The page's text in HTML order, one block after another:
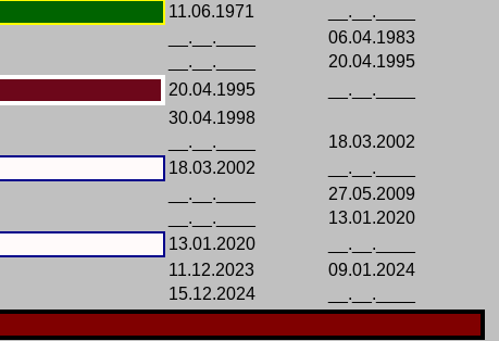
11.06.1971
__.__.____
__.__.____
06.04.1983
__.__.____
20.04.1995
20.04.1995
__.__.____
30.04.1998
__.__.____
18.03.2002
18.03.2002
__.__.____
__.__.____
27.05.2009
__.__.____
13.01.2020
13.01.2020
__.__.____
11.12.2023
09.01.2024
15.12.2024
__.__.____